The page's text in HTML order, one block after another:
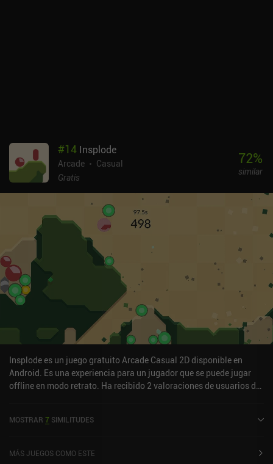
#14 Insplode
Arcade
Casual
Gratis
72%
similar
Insplode es un juego gratuito Arcade Casual 2D disponible en
Android. Es una experiencia para un jugador que se puede jugar
offline en modo retrato. Ha recibido 2 valoraciones de usuarios de
MOSTRAR 7 SIMILITUDES
MÁS JUEGOS COMO ESTE